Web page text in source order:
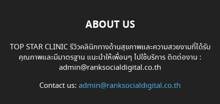
ABOUT US
TOP STAR CLINIC รีวิวคลินิกทางด้านสุขภาพและความสวยงามที่ได้รับ
คุณภาพและมีมาตรฐาน แนะนำให้เพื่อนๆ ไปใช้บริการ ติดต่องาน :
admin@ranksocialdigital.co.th
Contact us: admin@ranksocialdigital.co.th